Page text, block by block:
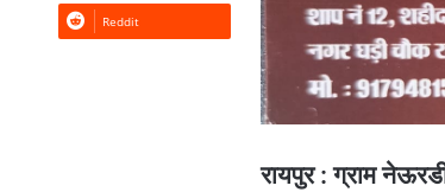
रायपुर : ग्राम
Reddit